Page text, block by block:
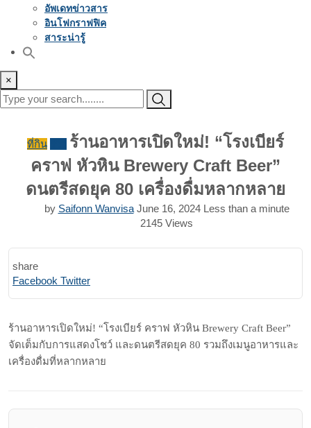
อัพเดทข่าวสาร
อินโฟกราฟฟิค
สาระน่ารู้
×
ที่กิน
ร้านอาหารเปิดใหม่! “โรงเบียร์
คราฟ หัวหิน Brewery Craft Beer”
ดนตรีสดยุค 80 เครื่องดื่มหลากหลาย
by Saifonn Wanvisa June 16, 2024 Less than a minute
2145 Views
share
Facebook TwitterPrint
Share
ร้านอาหารเปิดใหม่! “โรงเบียร์ คราฟ หัวหิน Brewery Craft Beer”
จัดเต็มกับการแสดงโชว์ และดนตรีสดยุค 80 รวมถึงเมนูอาหารและ
เครื่องดื่มที่หลากหลาย